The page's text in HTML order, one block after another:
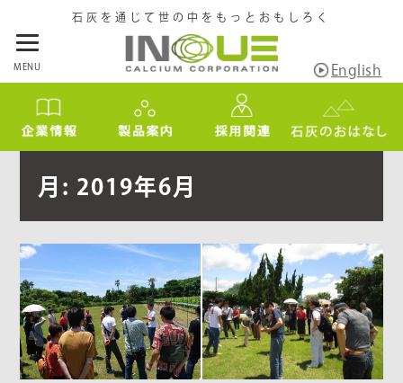
石灰を通じて世の中をもっとおもしろく
English
MENU
月: 2019年6月